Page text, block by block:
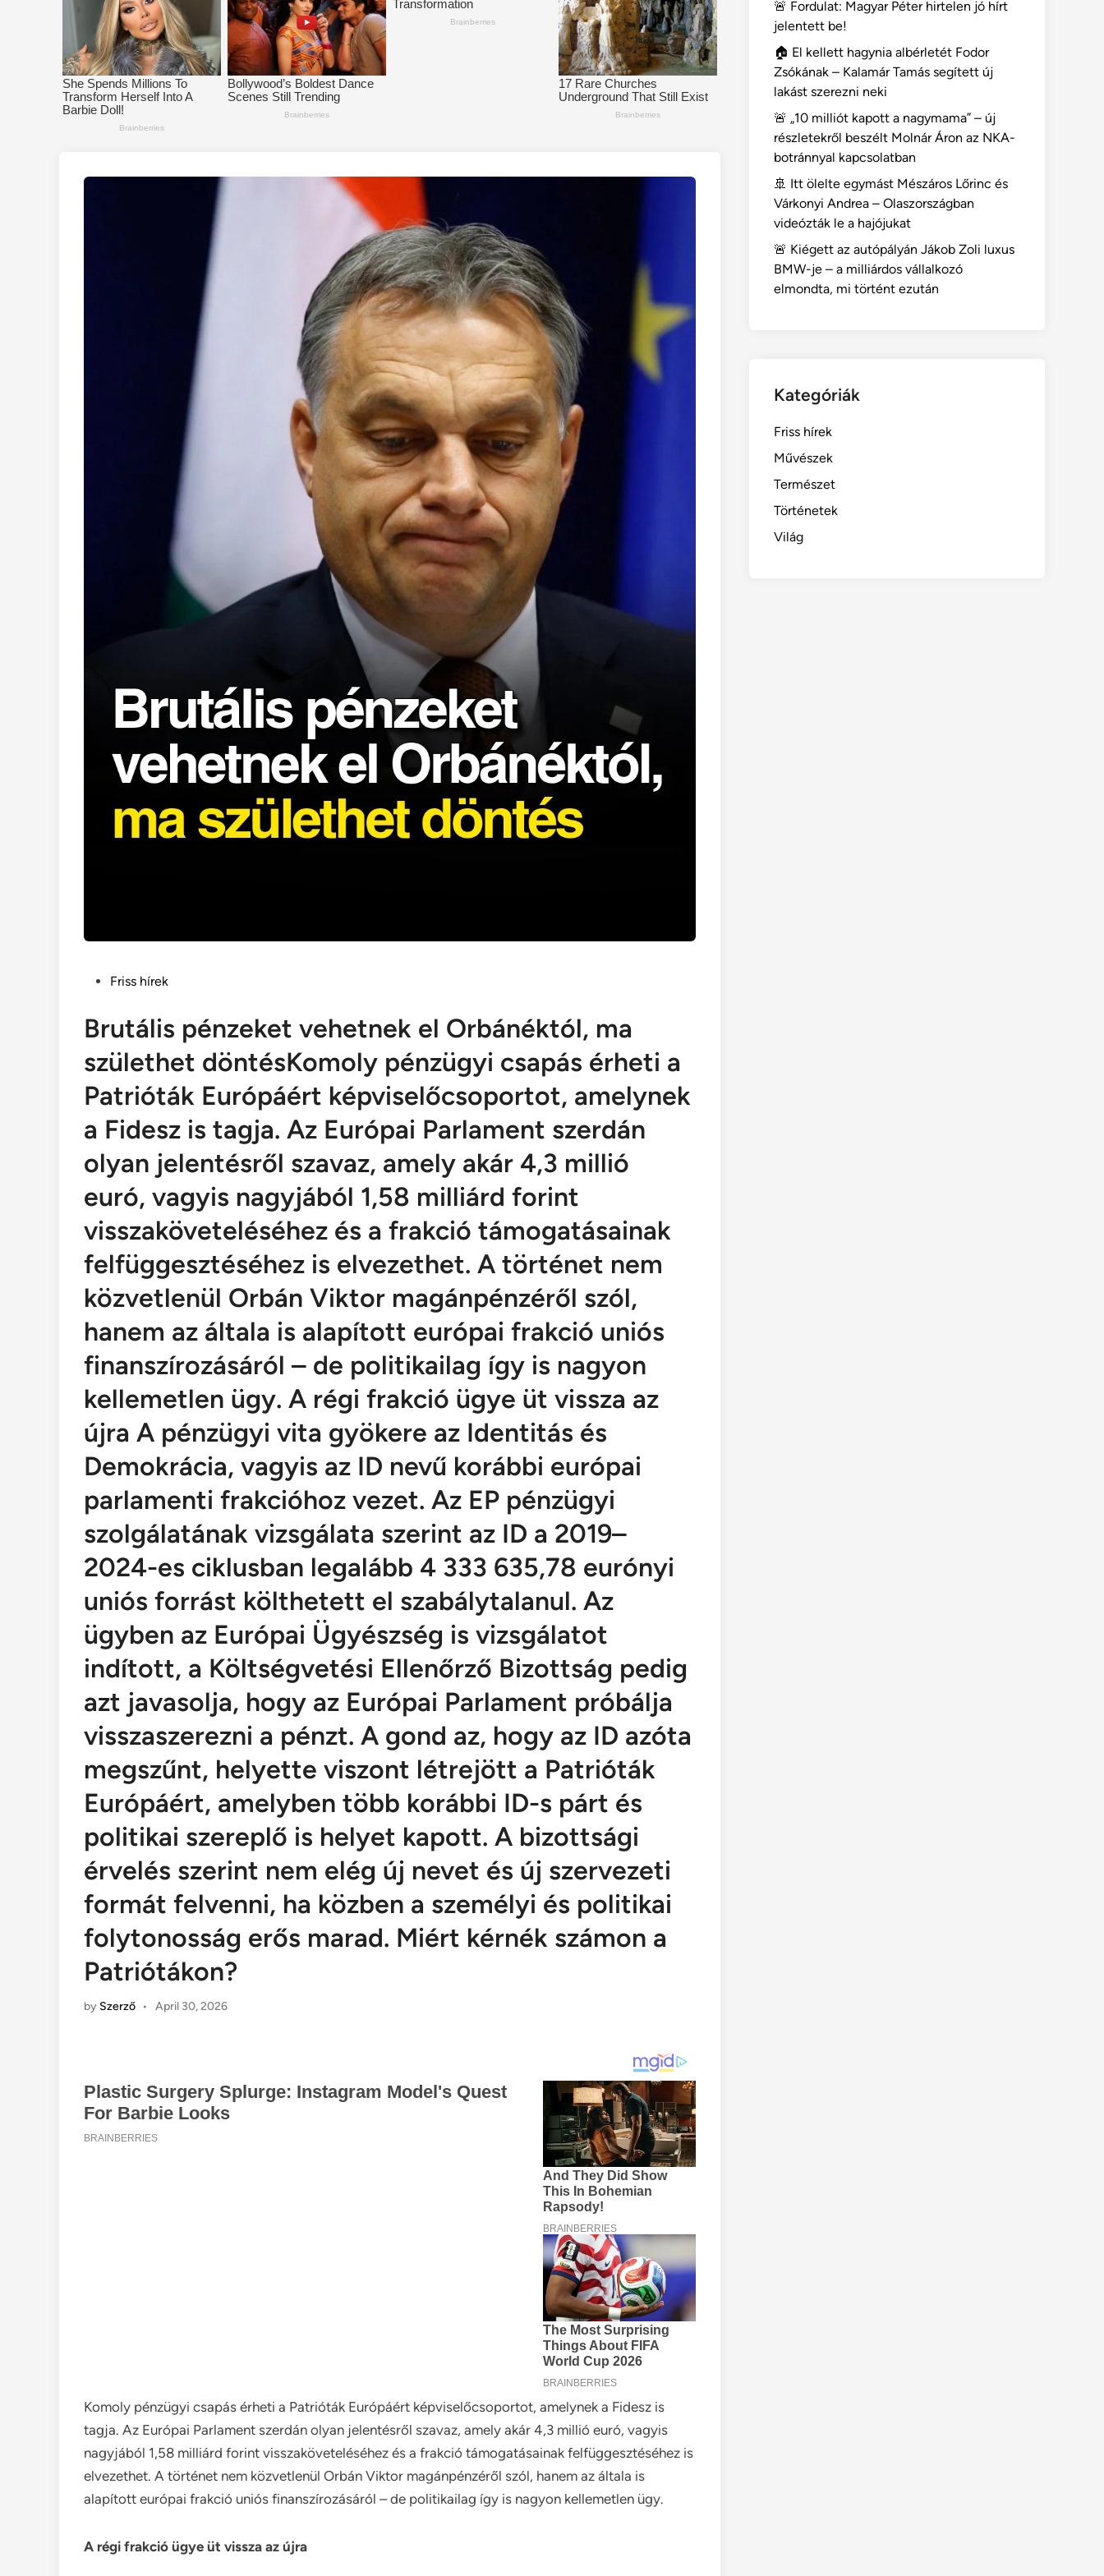
PostedFriss hírek
Brutális pénzeket vehetnek el Orbánéktól, ma
születhet döntésKomoly pénzügyi csapás érheti a
Patrióták Európáért képviselőcsoportot, amelynek
a Fidesz is tagja. Az Európai Parlament szerdán
olyan jelentésről szavaz, amely akár 4,3 millió
euró, vagyis nagyjából 1,58 milliárd forint
visszaköveteléséhez és a frakció támogatásainak
felfüggesztéséhez is elvezethet. A történet nem
közvetlenül Orbán Viktor magánpénzéről szól,
hanem az általa is alapított európai frakció uniós
finanszírozásáról – de politikailag így is nagyon
kellemetlen ügy. A régi frakció ügye üt vissza az
újra A pénzügyi vita gyökere az Identitás és
Demokrácia, vagyis az ID nevű korábbi európai
parlamenti frakcióhoz vezet. Az EP pénzügyi
szolgálatának vizsgálata szerint az ID a 2019–
2024-es ciklusban legalább 4 333 635,78 eurónyi
uniós forrást költhetett el szabálytalanul. Az
ügyben az Európai Ügyészség is vizsgálatot
indított, a Költségvetési Ellenőrző Bizottság pedig
azt javasolja, hogy az Európai Parlament próbálja
visszaszerezni a pénzt. A gond az, hogy az ID azóta
megszűnt, helyette viszont létrejött a Patrióták
Európáért, amelyben több korábbi ID-s párt és
politikai szereplő is helyet kapott. A bizottsági
érvelés szerint nem elég új nevet és új szervezeti
formát felvenni, ha közben a személyi és politikai
folytonosság erős marad. Miért kérnék számon a
Patriótákon?
by Szerző • April 30, 2026
Komoly pénzügyi csapás érheti a Patrióták Európáért képviselőcsoportot, amelynek a Fidesz is
tagja. Az Európai Parlament szerdán olyan jelentésről szavaz, amely akár 4,3 millió euró, vagyis
nagyjából 1,58 milliárd forint visszaköveteléséhez és a frakció támogatásainak felfüggesztéséhez is
elvezethet. A történet nem közvetlenül Orbán Viktor magánpénzéről szól, hanem az általa is
alapított európai frakció uniós finanszírozásáról – de politikailag így is nagyon kellemetlen ügy.
A régi frakció ügye üt vissza az újra
🚨 Fordulat: Magyar Péter hirtelen jó hírt
jelentett be!
🏠 El kellett hagynia albérletét Fodor
Zsókának – Kalamár Tamás segített új
lakást szerezni neki
🚨 „10 milliót kapott a nagymama” – új
részletekről beszélt Molnár Áron az NKA-
botránnyal kapcsolatban
🚢 Itt ölelte egymást Mészáros Lőrinc és
Várkonyi Andrea – Olaszországban
videózták le a hajójukat
🚨 Kiégett az autópályán Jákob Zoli luxus
BMW-je – a milliárdos vállalkozó
elmondta, mi történt ezután
Kategóriák
Friss hírek
Művészek
Természet
Történetek
Világ